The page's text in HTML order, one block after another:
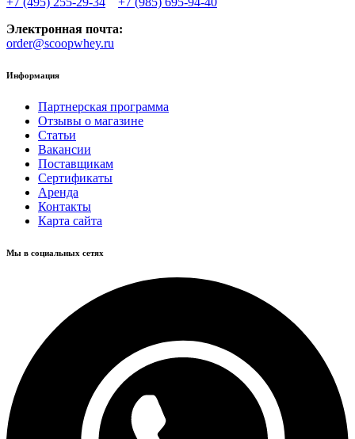
Электронная почта:
order@scoopwhey.ru
Информация
Партнерская программа
Отзывы о магазине
Статьи
Вакансии
Поставщикам
Сертификаты
Аренда
Контакты
Карта сайта
Мы в социальных сетях